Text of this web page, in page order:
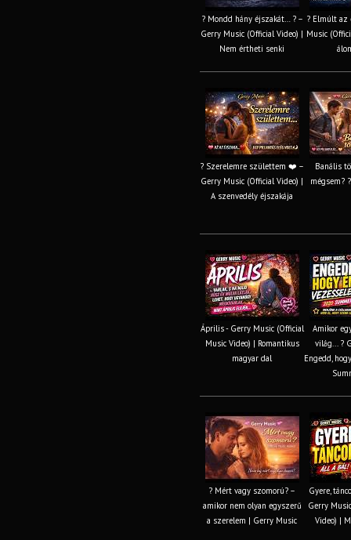
? Mondd hány éjszakát… ? –
Gerry Music (Official Video) |
Nem értheti senki
? Elmúlt az
Music
? Szerelemre születtem ❤️ –
Gerry Music (Official Video) |
A szenvedély éjszakája
Banális
mégsem?
Április - Gerry Music (Official
Music Video) | Romantikus
magyar dal
Amikor
világ... ?
Engedd,
? Mért vagy szomorú? –
amikor nem olyan egyszerű
a szerelem | Gerry Music
Gyere,
Gerry
Video) |